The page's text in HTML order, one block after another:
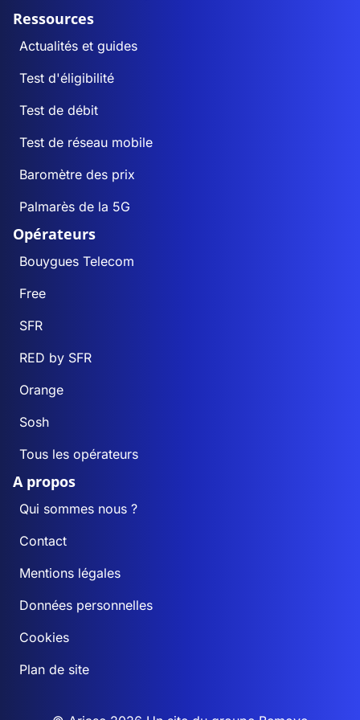
Ressources
Actualités et guides
Test d'éligibilité
Test de débit
Test de réseau mobile
Baromètre des prix
Palmarès de la 5G
Opérateurs
Bouygues Telecom
Free
SFR
RED by SFR
Orange
Sosh
Tous les opérateurs
A propos
Qui sommes nous ?
Contact
Mentions légales
Données personnelles
Cookies
Plan de site